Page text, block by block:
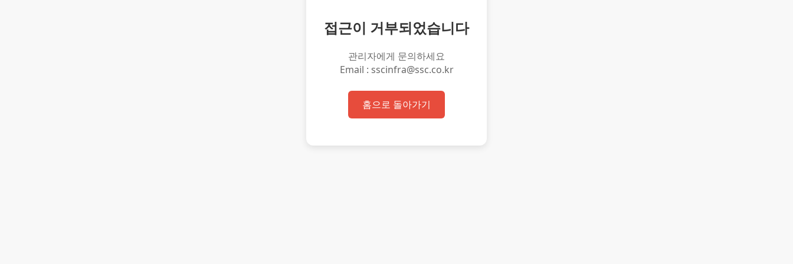
접근이 거부되었습니다
관리자에게 문의하세요
Email : sscinfra@ssc.co.kr
홈으로 돌아가기